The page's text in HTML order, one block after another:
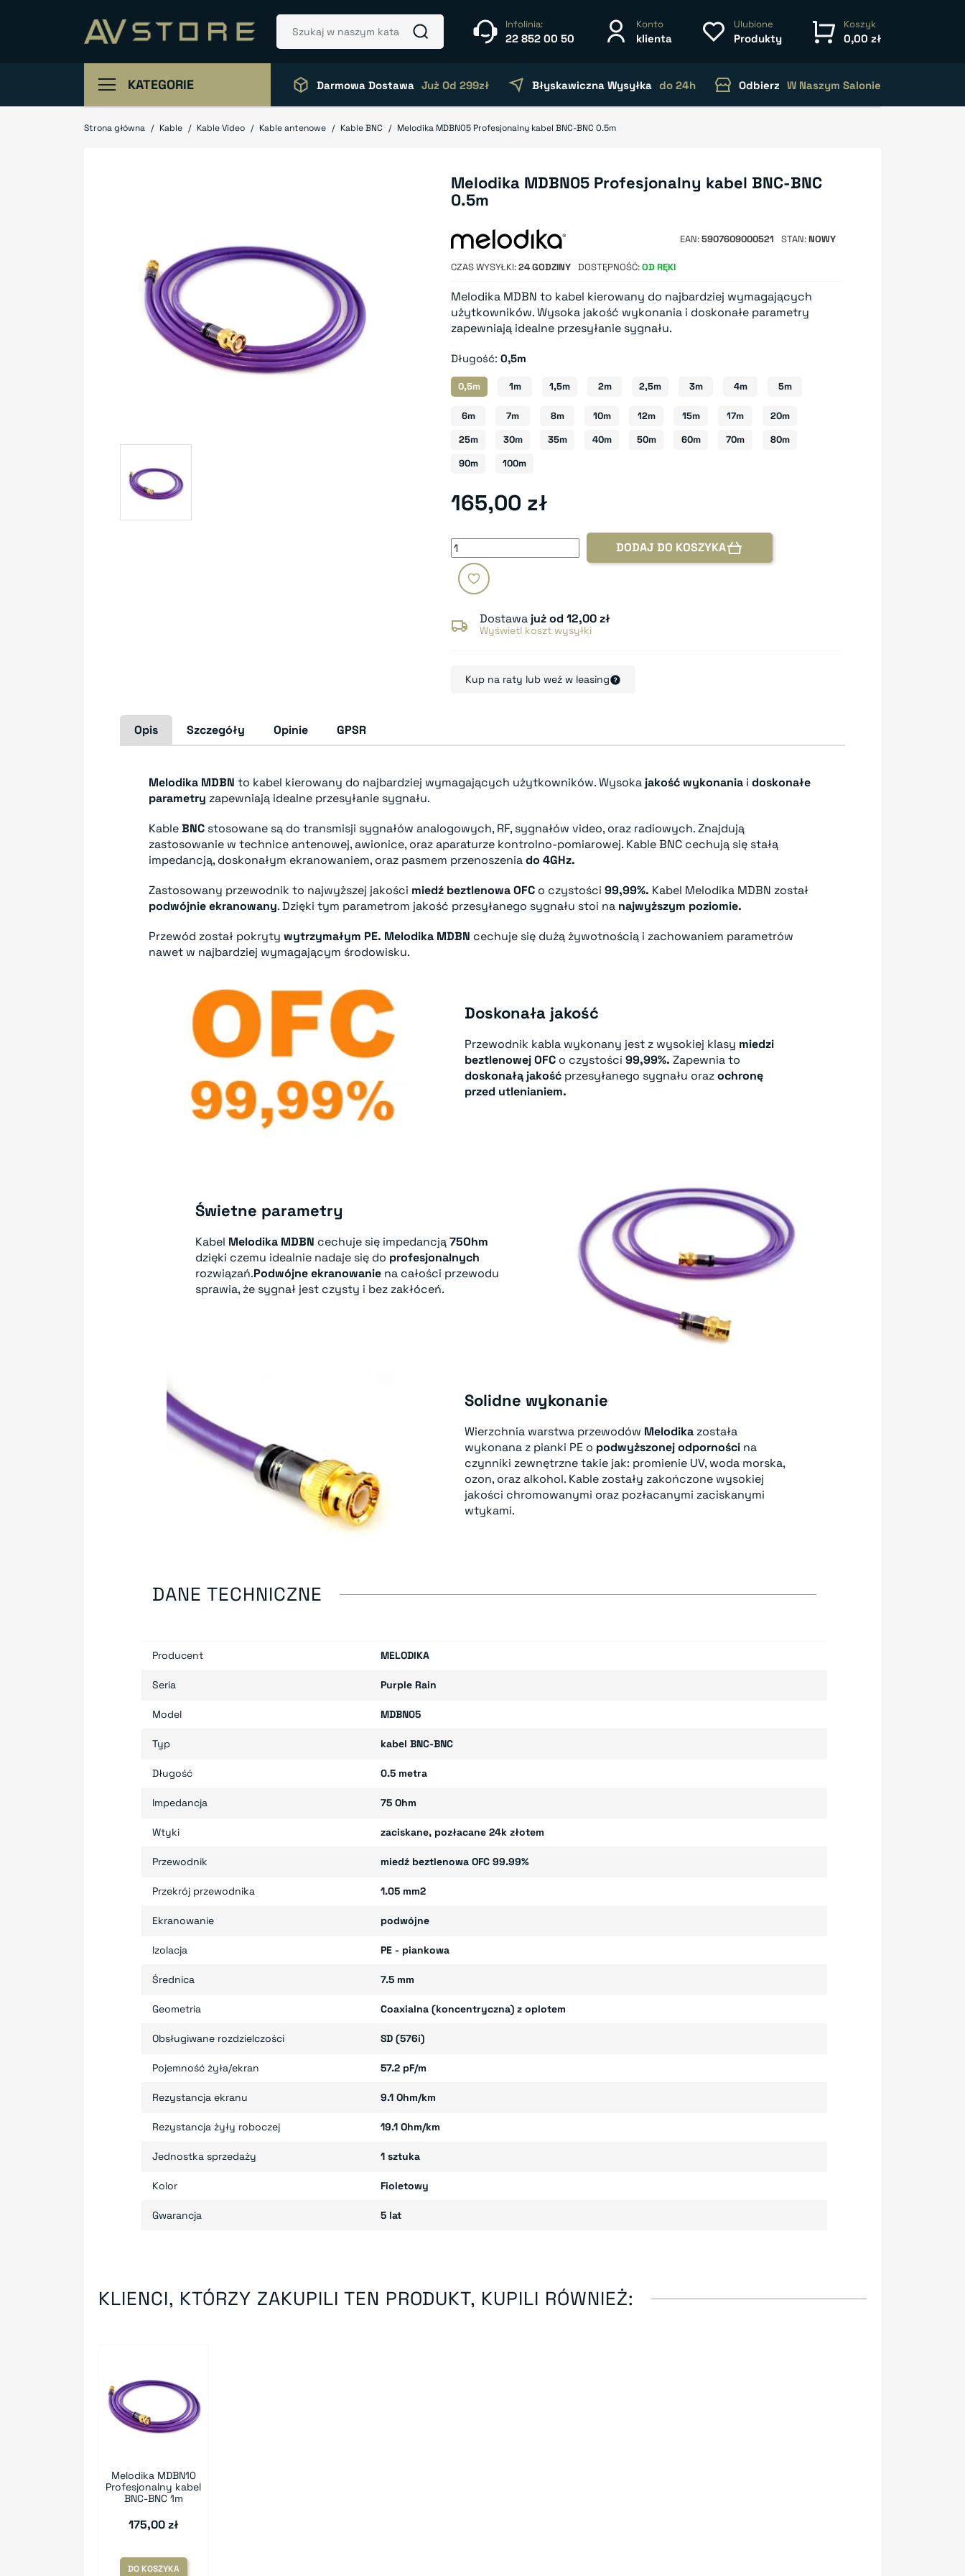
Infolinia:
22 852 00 50
Konto
klienta
Ulubione
Produkty
Koszyk
0,00 zł
KATEGORIE Darmowa Dostawa Już Od 299zł Błyskawiczna Wysyłka do 24h Odbierz W Naszym Salonie
Strona główna Kable Kable Video Kable antenowe Kable BNC Melodika MDBN05 Profesjonalny kabel BNC-BNC 0.5m
Melodika MDBN05 Profesjonalny kabel BNC-BNC
0.5m
EAN 5907609000521 STAN NOWY
CZAS WYSYŁKI 24 GODZINY DOSTĘPNOŚĆ OD RĘKI
Melodika MDBN to kabel kierowany do najbardziej wymagających
użytkowników. Wysoka jakość wykonania i doskonałe parametry
zapewniają idealne przesyłanie sygnału.
Długość:0,5m
0,5m 1m 1,5m 2m 2,5m 3m 4m 5m
6m 7m 8m 10m 12m 15m 17m
20m
25m
30m 35m 40m 50m 60m 70m
80m
90m
100m
165,00 zł
DODAJ DO KOSZYKA
Dostawa już od 12,00 zł
Wyświetl koszt wysyłki
Kup na raty lub weź w leasing
Opis Szczegóły Opinie GPSR
Melodika MDBN to kabel kierowany do najbardziej wymagających użytkowników. Wysoka jakość wykonania i doskonałe
parametry zapewniają idealne przesyłanie sygnału.
KableBNC stosowane są do transmisji sygnałów analogowych, RF, sygnałów video, oraz radiowych. Znajdują
zastosowanie w technice antenowej, awionice, oraz aparaturze kontrolno-pomiarowej. Kable BNC cechują się stałą
impedancją, doskonałym ekranowaniem, oraz pasmem przenoszeniado 4GHz.
Zastosowany przewodnik to najwyższej jakości miedź beztlenowa OFC o czystości 99,99%. Kabel Melodika MDBN został
podwójnie ekranowany. Dzięki tym parametrom jakość przesyłanego sygnału stoi na najwyższym poziomie.
Przewód został pokryty wytrzymałym PE. Melodika MDBN cechuje się dużą żywotnością i zachowaniem parametrów
nawet w najbardziej wymagającym środowisku.
Doskonała jakość
Przewodnik kabla wykonany jest z wysokiej klasy miedzi
beztlenowej OFC o czystości 99,99%. Zapewnia to
doskonałą jakość przesyłanego sygnału orazochronę
przed utlenianiem.
Świetne parametry
Kabel Melodika MDBN cechuje się impedancją75Ohm
dzięki czemu idealnie nadaje się do profesjonalnych
rozwiązań.Podwójne ekranowanie na całości przewodu
sprawia, że sygnał jest czysty i bez zakłóceń.
Solidne wykonanie
Wierzchnia warstwa przewodów Melodika została
wykonana z pianki PE o podwyższonej odporności na
czynniki zewnętrzne takie jak: promienie UV, woda morska,
ozon, oraz alkohol. Kable zostały zakończone wysokiej
jakości chromowanymi oraz pozłacanymi zaciskanymi
wtykami.
DANE TECHNICZNE
Producent MELODIKA
Seria Purple Rain
Model MDBN05
Typ kabel BNC-BNC
Długość 0.5 metra
Impedancja 75 Ohm
Wtyki zaciskane, pozłacane 24k złotem
Przewodnik miedź beztlenowa OFC 99.99%
Przekrój przewodnika 1.05 mm2
Ekranowanie podwójne
Izolacja PE - piankowa
Średnica 7.5 mm
Geometria Coaxialna (koncentryczna) z oplotem
Obsługiwane rozdzielczości SD (576i)
Pojemność żyła/ekran 57.2 pF/m
Rezystancja ekranu 9.1 Ohm/km
Rezystancja żyły roboczej 19.1 Ohm/km
Jednostka sprzedaży 1 sztuka
Kolor Fioletowy
Gwarancja 5 lat
KLIENCI, KTÓRZY ZAKUPILI TEN PRODUKT, KUPILI RÓWNIEŻ:
Melodika MDBN10
Profesjonalny kabel
BNC-BNC 1m
175,00 zł
DO KOSZYKA